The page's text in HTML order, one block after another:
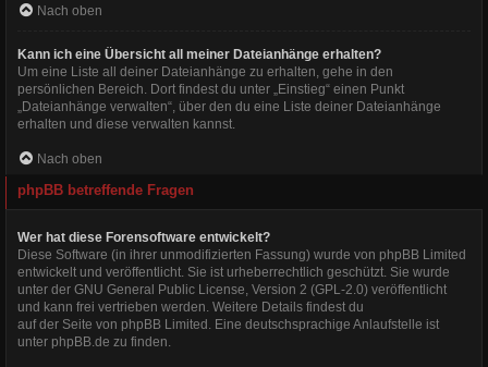
Nach oben
Kann ich eine Übersicht all meiner Dateianhänge erhalten?
Um eine Liste all deiner Dateianhänge zu erhalten, gehe in den
persönlichen Bereich. Dort findest du unter „Einstieg“ einen Punkt
„Dateianhänge verwalten“, über den du eine Liste deiner Dateianhänge
erhalten und diese verwalten kannst.
Nach oben
phpBB betreffende Fragen
Wer hat diese Forensoftware entwickelt?
Diese Software (in ihrer unmodifizierten Fassung) wurde von phpBB Limited
entwickelt und veröffentlicht. Sie ist urheberrechtlich geschützt. Sie wurde
unter der GNU General Public License, Version 2 (GPL-2.0) veröffentlicht
und kann frei vertrieben werden. Weitere Details findest du
auf der Seite von phpBB Limited. Eine deutschsprachige Anlaufstelle ist
unter phpBB.de zu finden.